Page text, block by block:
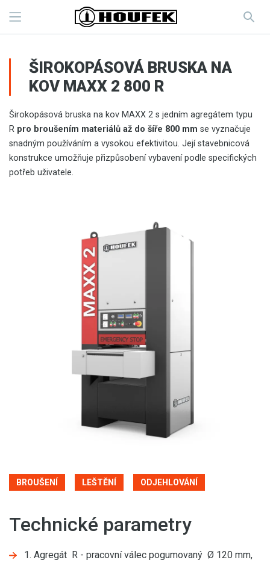
ŠIROKOPÁSOVÁ BRUSKA NA
KOV MAXX 2 800 R
Širokopásová bruska na kov MAXX 2 s jedním agregátem typu
R pro broušením materiálů až do šíře 800 mm se vyznačuje
snadným používáním a vysokou efektivitou. Její stavebnicová
konstrukce umožňuje přizpůsobení vybavení podle specifických
potřeb uživatele.
BROUŠENÍ LEŠTĚNÍ ODJEHLOVÁNÍ
Technické parametry
1. Agregát R - pracovní válec pogumovaný Ø 120 mm,